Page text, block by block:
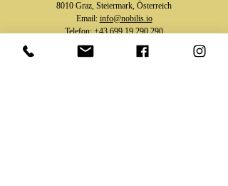
8010 Graz, Steiermark, Österreich
Email: info@nobilis.io
Telefon:+43 699 19 290 290